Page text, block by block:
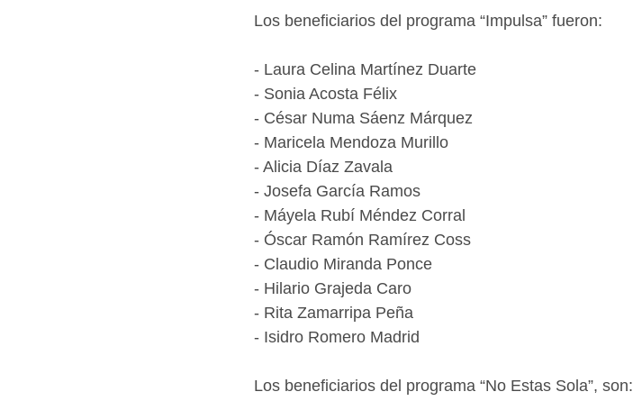
Los beneficiarios del programa “Impulsa” fueron:
- Laura Celina Martínez Duarte
- Sonia Acosta Félix
- César Numa Sáenz Márquez
- Maricela Mendoza Murillo
- Alicia Díaz Zavala
- Josefa García Ramos
- Máyela Rubí Méndez Corral
- Óscar Ramón Ramírez Coss
- Claudio Miranda Ponce
- Hilario Grajeda Caro
- Rita Zamarripa Peña
- Isidro Romero Madrid
Los beneficiarios del programa “No Estas Sola”, son: